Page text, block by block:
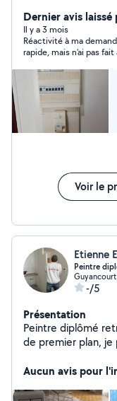
Dernier avis
Il y a 3 mois
Réactivité à ma
rapide, mais n’ai pas
Voir le
Etienne
Peintre
-/5
Présentation
Peintre diplômé
de premier plan, je
Aucun avis pour